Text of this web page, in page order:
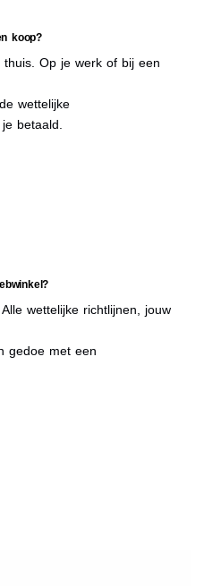
koop?
thuis. Op je werk of bij een
wettelijke
betaald.
wettelijke richtlijnen, jouw
gedoe met een